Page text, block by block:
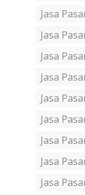
Jasa
Jasa
Jasa
Jasa
Jasa
Jasa
Jasa
Jasa
Jasa